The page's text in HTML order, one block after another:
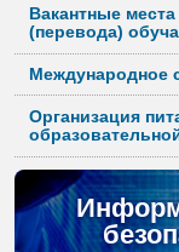
Вакантные
(перевода)
Международное
Организация